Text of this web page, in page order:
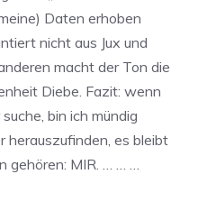
Daten erhoben
nicht aus Jux und
macht der Ton die
Diebe. Fazit: wenn
bin ich mündig
herauszufinden, es bleibt
gehören: MIR. … … …